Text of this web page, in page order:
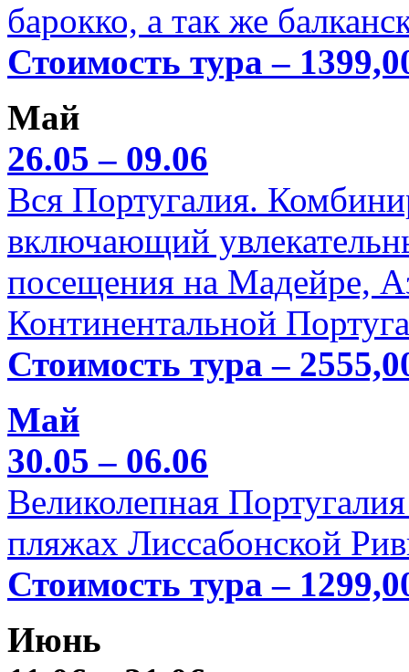
барокко, а так же
Стоимость тура –
Май
26.05 – 09.06
Вся Португалия.
включающий
посещения на Мадейре,
Континентальной
Стоимость тура –
Май
30.05 – 06.06
Великолепная
пляжах Лиссабонской
Стоимость тура –
Июнь